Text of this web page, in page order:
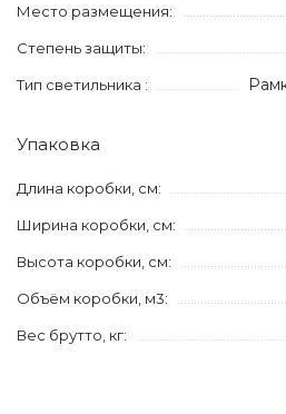
Место размещения:
Степень защиты:
Тип светильника :
Упаковка
Длина коробки, см:
Ширина коробки, см:
Высота коробки, см:
Объём коробки, м3:
Вес брутто, кг: